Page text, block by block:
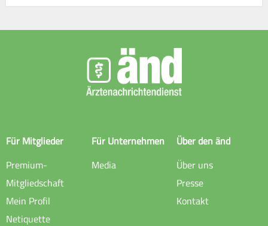
Für Mitglieder
Premium-
Mitgliedschaft
Mein Profil
Netiquette
Für Unternehmen
Media
Über den änd
Über uns
Presse
Kontakt